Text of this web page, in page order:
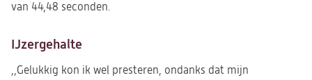
van 44,48 seconden.
IJzergehalte
,,Gelukkig kon ik wel presteren, ondanks dat mijn